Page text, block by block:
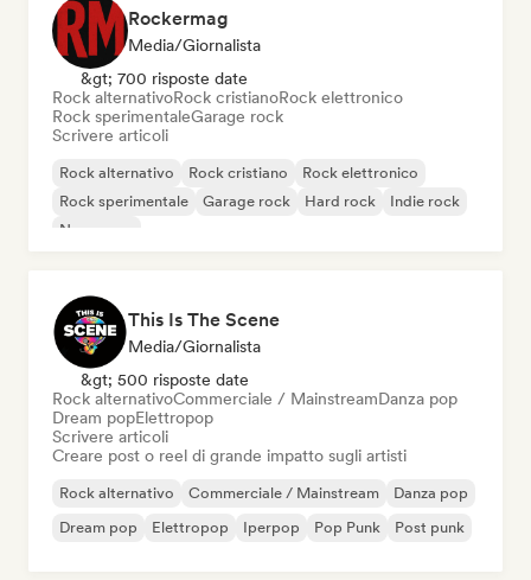
Rockermag
Media/Giornalista
&gt; 700 risposte date
Rock alternativoRock cristianoRock elettronico
Rock sperimentaleGarage rock
Scrivere articoli
Rock alternativo Rock cristiano
Rock elettronico
Rock sperimentale
Garage rock Hard rock
Indie rock
New wave
This Is The Scene
Media/Giornalista
&gt; 500 risposte date
Rock alternativoCommerciale / MainstreamDanza pop
Dream popElettropop
Scrivere articoli
Creare post o reel di grande impatto sugli artisti
Rock alternativo Commerciale / Mainstream
Danza pop
Dream pop
Elettropop Iperpop Pop Punk Post punk